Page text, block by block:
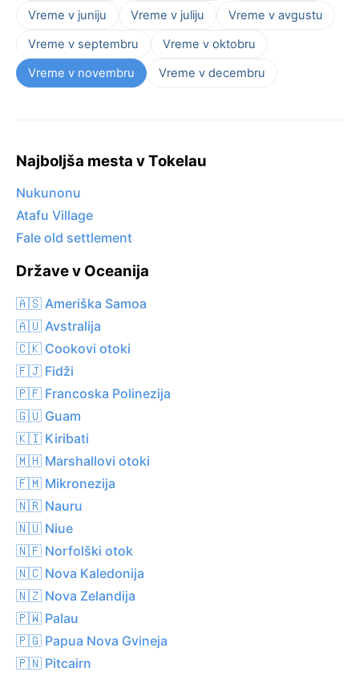
Vreme v juniju Vreme v juliju
Vreme v avgustu
Vreme v septembru
Vreme v oktobru
Vreme v novembru
Vreme v decembru
Najboljša mesta v Tokelau
Nukunonu
Atafu Village
Fale old settlement
Države v Oceanija
🇦🇸 Ameriška Samoa
🇦🇺 Avstralija
🇨🇰 Cookovi otoki
🇫🇯 Fidži
🇵🇫 Francoska Polinezija
🇬🇺 Guam
🇰🇮 Kiribati
🇲🇭 Marshallovi otoki
🇫🇲 Mikronezija
🇳🇷 Nauru
🇳🇺 Niue
🇳🇫 Norfolški otok
🇳🇨 Nova Kaledonija
🇳🇿 Nova Zelandija
🇵🇼 Palau
🇵🇬 Papua Nova Gvineja
🇵🇳 Pitcairn